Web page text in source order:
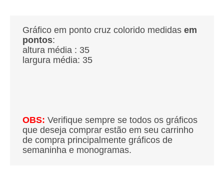
Gráfico em ponto cruz colorido medidas em
pontos:
altura média : 35
largura média: 35
OBS: Verifique sempre se todos os gráficos
que deseja comprar estão em seu carrinho
de compra principalmente gráficos de
semaninha e monogramas.